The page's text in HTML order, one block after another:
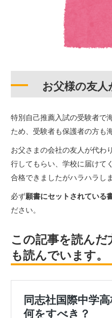
お父様の友
特別自己推薦入試の受験者で
ため、受験者も保護者の方も
お父さまの会社の友人が代わ
行してもらい、学校に届けて
合格できましたがハラハラし
必ず願書にセットされている
ださい。
この記事を読ん
も読んでいます。